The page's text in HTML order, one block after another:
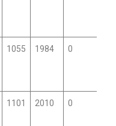
1055 1984 0
1101 2010 0